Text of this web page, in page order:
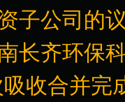
子公司的
长齐环保
吸收合并